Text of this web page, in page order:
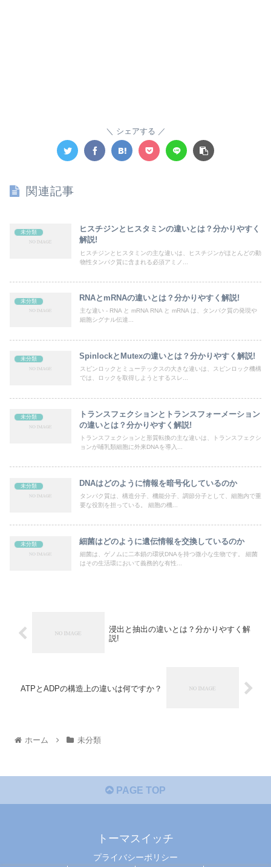
シェアする
関連記事
未分類
ヒスチジンとヒスタミンの違いとは？分かりやすく
解説!
ヒスチジンとヒスタミンの主な違いは、ヒスチジンがほとんどの動
物性タンパク質に含まれる必須アミノ...
未分類 RNAとmRNAの違いとは？分かりやすく解説!
主な違い - RNA と mRNA RNA と mRNA は、タンパク質の発現や
細胞シグナル伝達...
未分類 SpinlockとMutexの違いとは？分かりやすく解説!
スピンロックとミューテックスの大きな違いは、スピンロック機構
では、ロックを取得しようとするスレ...
未分類
トランスフェクションとトランスフォーメーション
の違いとは？分かりやすく解説!
トランスフェクションと形質転換の主な違いは、トランスフェクシ
ョンが哺乳類細胞に外来DNAを導入...
未分類 DNAはどのように情報を暗号化しているのか
タンパク質は、構造分子、機能分子、調節分子として、細胞内で重
要な役割を担っている。 細胞の機...
未分類 細菌はどのように遺伝情報を交換しているのか
細菌は、ゲノムに二本鎖の環状DNAを持つ微小な生物です。 細菌
はその生活環において義務的な有性...
浸出と抽出の違いとは？分かりやすく解
説!
ATPとADPの構造上の違いは何ですか？
ホーム 未分類
PAGE TOP
トーマスイッチ
プライバシーポリシー